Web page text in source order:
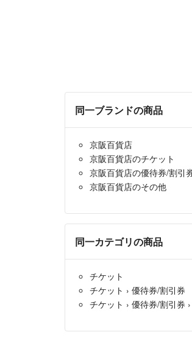
同一ブランドの商品
京阪百貨店
京阪百貨店のチケット
京阪百貨店の優待券/割引
京阪百貨店のその他
同一カテゴリの商品
チケット
チケット › 優待券/割引券
チケット › 優待券/割引券 ›